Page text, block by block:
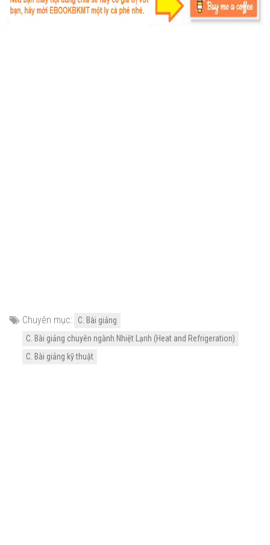
Chuyên mục:
C. Bài giảng
C. Bài giảng chuyên ngành Nhiệt Lạnh (Heat and Refrigeration)
C. Bài giảng kỹ thuật